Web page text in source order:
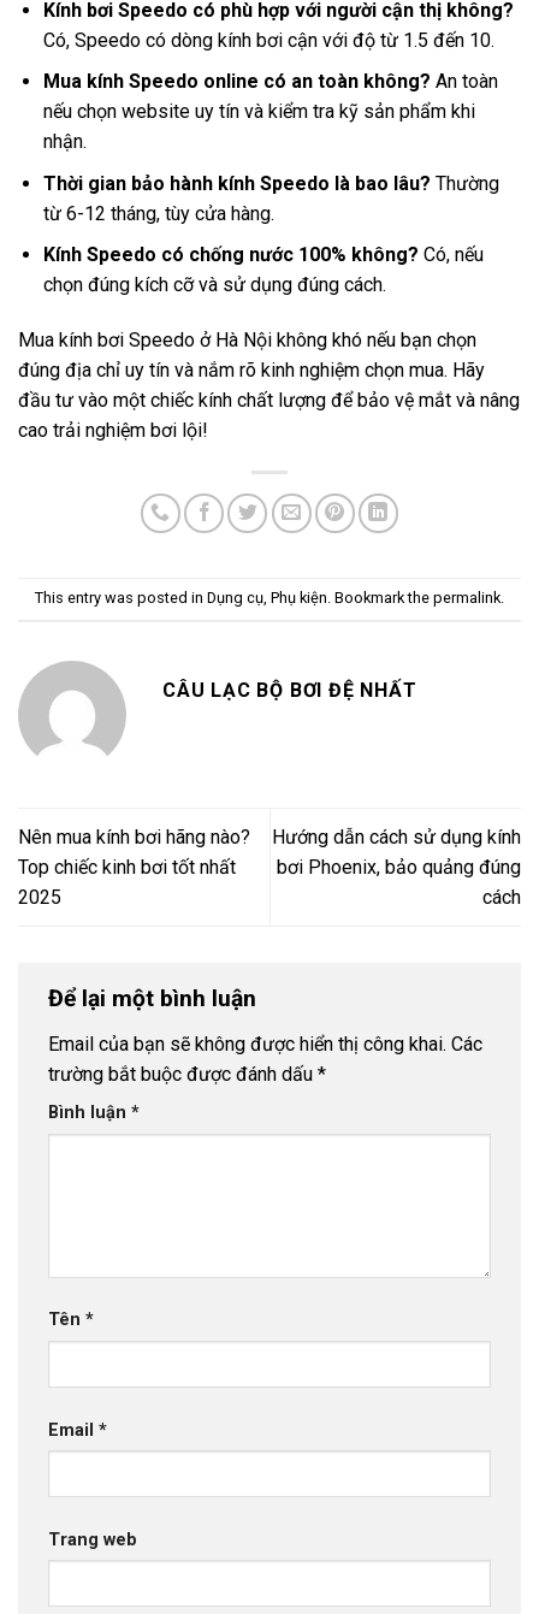
Kính bơi Speedo có phù hợp với người cận thị không?
Có, Speedo có dòng kính bơi cận với độ từ 1.5 đến 10.
Mua kính Speedo online có an toàn không? An toàn
nếu chọn website uy tín và kiểm tra kỹ sản phẩm khi
nhận.
Thời gian bảo hành kính Speedo là bao lâu? Thường
từ 6-12 tháng, tùy cửa hàng.
Kính Speedo có chống nước 100% không? Có, nếu
chọn đúng kích cỡ và sử dụng đúng cách.
Mua kính bơi Speedo ở Hà Nội không khó nếu bạn chọn
đúng địa chỉ uy tín và nắm rõ kinh nghiệm chọn mua. Hãy
đầu tư vào một chiếc kính chất lượng để bảo vệ mắt và nâng
cao trải nghiệm bơi lội!
This entry was posted in Dụng cụ, Phụ kiện. Bookmark the permalink.
CÂU LẠC BỘ BƠI ĐỆ NHẤT
Nên mua kính bơi hãng nào?
Top chiếc kinh bơi tốt nhất
2025
Hướng dẫn cách sử dụng kính
bơi Phoenix, bảo quảng đúng
cách
Để lại một bình luận
Email của bạn sẽ không được hiển thị công khai. Các
trường bắt buộc được đánh dấu *
Bình luận *
Tên *
Email *
Trang web